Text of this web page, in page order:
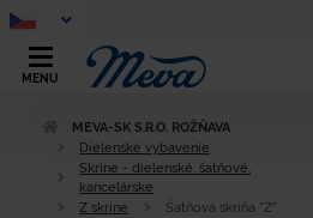
MENU
MEVA-SK S.R.O. ROŽŇAVA
Dielenské vybavenie
Skrine - dielenské, šatňové,
kancelárske
Z skrine
Šatňová skriňa "Z"